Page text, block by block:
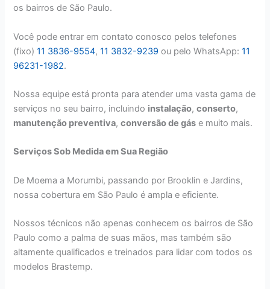
os bairros de São Paulo.
Você pode entrar em contato conosco pelos telefones
(fixo)11 3836-9554,11 3832-9239 ou pelo WhatsApp:11
96231-1982.
Nossa equipe está pronta para atender uma vasta gama de
serviços no seu bairro, incluindo instalação,conserto,
manutenção preventiva,conversão de gás e muito mais.
Serviços Sob Medida em Sua Região
De Moema a Morumbi, passando por Brooklin e Jardins,
nossa cobertura em São Paulo é ampla e eficiente.
Nossos técnicos não apenas conhecem os bairros de São
Paulo como a palma de suas mãos, mas também são
altamente qualificados e treinados para lidar com todos os
modelos Brastemp.